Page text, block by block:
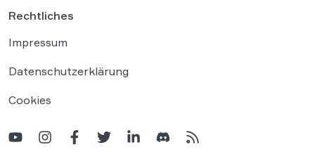
Rechtliches
Impressum
Datenschutzerklärung
Cookies